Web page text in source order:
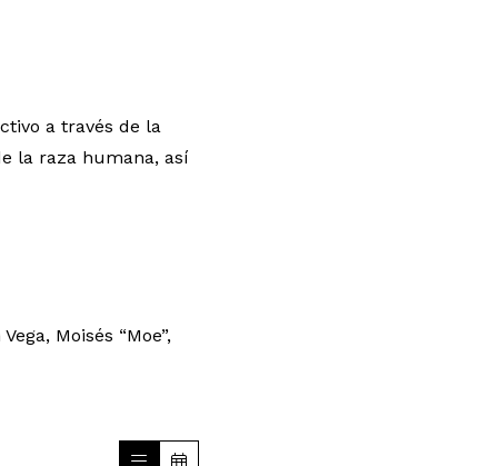
a través de la
la raza humana, así
Moisés “Moe”,